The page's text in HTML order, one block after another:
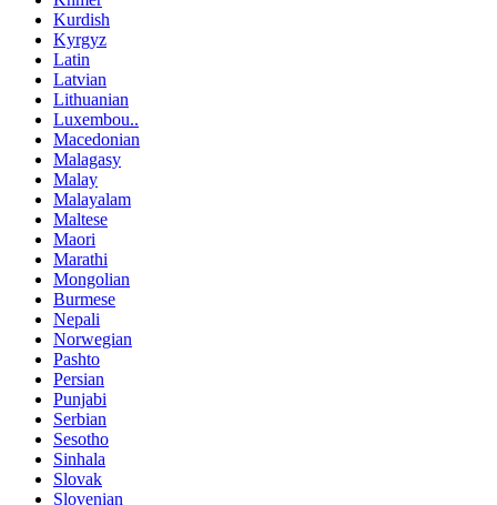
Kurdish
Kyrgyz
Latin
Latvian
Lithuanian
Luxembou..
Macedonian
Malagasy
Malay
Malayalam
Maltese
Maori
Marathi
Mongolian
Burmese
Nepali
Norwegian
Pashto
Persian
Punjabi
Serbian
Sesotho
Sinhala
Slovak
Slovenian